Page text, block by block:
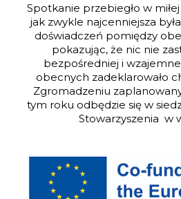
Spotkanie przebiegło w
jak zwykle najcenniejsza
doświadczeń pomiędzy
pokazując, że nic nie
bezpośredniej i
obecnych zadeklarowało
Zgromadzeniu
tym roku odbędzie się w
Stowarzyszenia w